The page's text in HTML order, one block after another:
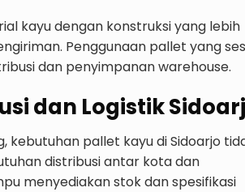
kayu dengan konstruksi yang lebih
Penggunaan pallet yang
dan penyimpanan warehouse.
dan Logistik
kebutuhan pallet kayu di Sidoarjo
distribusi antar kota dan
menyediakan stok dan spesifikasi